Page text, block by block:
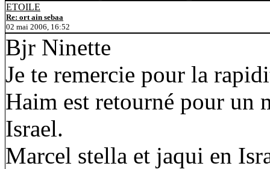
ETOILE
Re: ort ain sebaa
02 mai 2006, 16:52
Bjr Ninette
Je te remercie pour la
Haim est retourné pour un
Israel.
Marcel stella et jaqui en